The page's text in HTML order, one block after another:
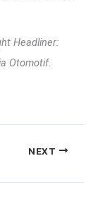
Headliner:
Otomotif.
NEXT